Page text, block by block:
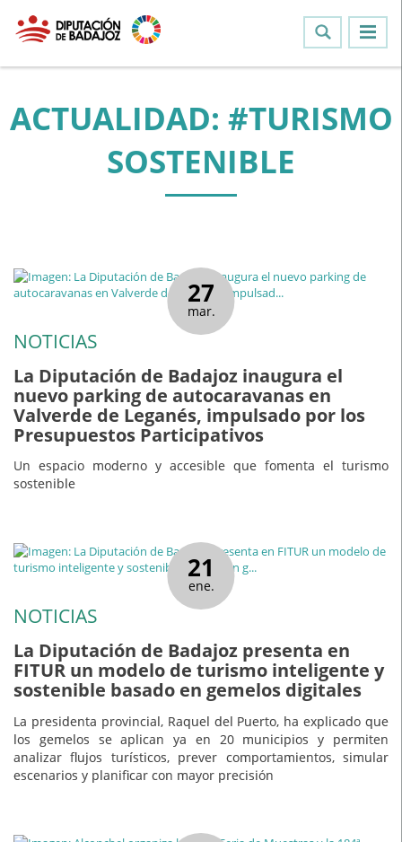
ACTUALIDAD: #TURISMO
SOSTENIBLE
27
mar.
NOTICIAS
La Diputación de Badajoz inaugura el
nuevo parking de autocaravanas en
Valverde de Leganés, impulsado por los
Presupuestos Participativos
Un espacio moderno y accesible que fomenta el turismo
sostenible
21
ene.
NOTICIAS
La Diputación de Badajoz presenta en
FITUR un modelo de turismo inteligente y
sostenible basado en gemelos digitales
La presidenta provincial, Raquel del Puerto, ha explicado que
los gemelos se aplican ya en 20 municipios y permiten
analizar flujos turísticos, prever comportamientos, simular
escenarios y planificar con mayor precisión